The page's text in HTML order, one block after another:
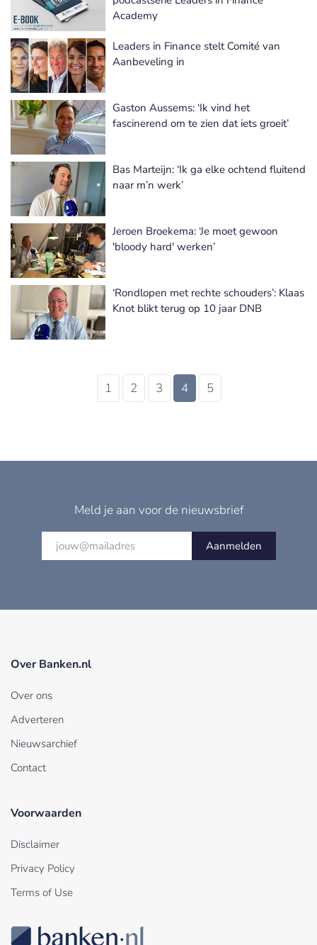
Academy
Leaders in Finance stelt Comité van
Aanbeveling in
Gaston Aussems: ‘Ik vind het
fascinerend om te zien dat iets groeit’
Bas Marteijn: ‘Ik ga elke ochtend fluitend
naar m’n werk’
Jeroen Broekema: ‘Je moet gewoon
'bloody hard' werken’
‘Rondlopen met rechte schouders’: Klaas
Knot blikt terug op 10 jaar DNB
1 2 3 4 5
Meld je aan voor de nieuwsbrief
Aanmelden
Over Banken.nl
Over ons
Adverteren
Nieuwsarchief
Contact
Voorwaarden
Disclaimer
Privacy Policy
Terms of Use